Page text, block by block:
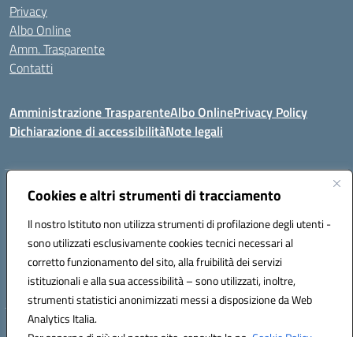
Cookies e altri strumenti di tracciamento
Il nostro Istituto non utilizza strumenti di profilazione degli utenti -
sono utilizzati esclusivamente cookies tecnici necessari al
corretto funzionamento del sito, alla fruibilità dei servizi
istituzionali e alla sua accessibilità – sono utilizzati, inoltre,
strumenti statistici anonimizzati messi a disposizione da Web
Analytics Italia.
Privacy
Albo Online
Amm. Trasparente
Contatti
Amministrazione TrasparenteAlbo OnlinePrivacy Policy
Dichiarazione di accessibilitàNote legali
Indirizzo:VIA S. LEONARDO 90024 GANGI (PA)
Posta elettronica certificata (PEC):paic84500b@pec.istruzione.it
Codice fiscale: 95005240825
Codice meccanografico:PAIC84500B
Hosting & Powered by 3D Solution S.r.l.